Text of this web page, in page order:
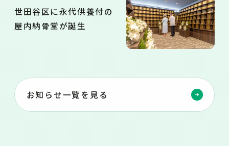
お知らせ一覧を見る
世田谷区に永代供養付の
屋内納骨堂が誕生